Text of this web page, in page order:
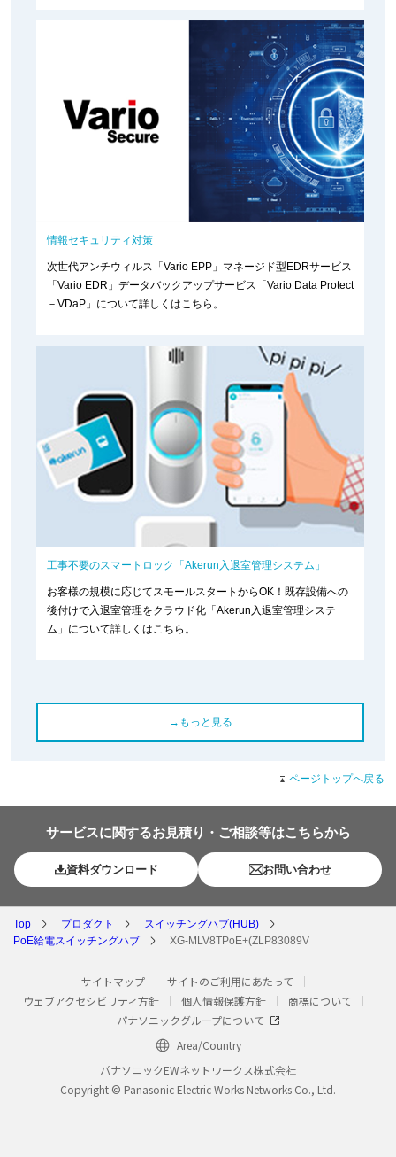
情報セキュリティ対策
次世代アンチウィルス「Vario EPP」マネージド型EDRサービス
「Vario EDR」データバックアップサービス「Vario Data Protect
－VDaP」について詳しくはこちら。
工事不要のスマートロック「Akerun入退室管理システム」
お客様の規模に応じてスモールスタートからOK！既存設備への
後付けで入退室管理をクラウド化「Akerun入退室管理システ
ム」について詳しくはこちら。
→もっと見る
ページトップへ戻る
サービスに関するお見積り・ご相談等はこちらから
資料ダウンロード お問い合わせ
Top プロダクト
スイッチングハブ(HUB)
PoE給電スイッチングハブ
XG-MLV8TPoE+(ZLP83089V
サイトマップ
サイトのご利用にあたって
ウェブアクセシビリティ方針
個人情報保護方針
商標について
パナソニックグループについて
Area/Country
パナソニックEWネットワークス株式会社
Copyright © Panasonic Electric Works Networks Co., Ltd.